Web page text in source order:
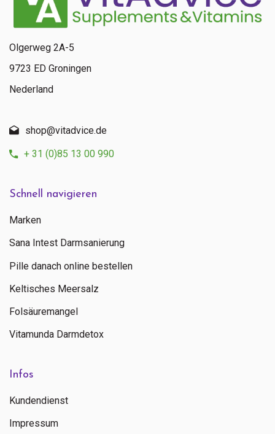
Schnell navigieren
Marken
Sana Intest Darmsanierung
Pille danach online bestellen
Keltisches Meersalz
Folsäuremangel
Vitamunda Darmdetox
Infos
Kundendienst
Impressum
Olgerweg 2A-5
9723 ED Groningen
Nederland
shop@vitadvice.de
+ 31 (0)85 13 00 990